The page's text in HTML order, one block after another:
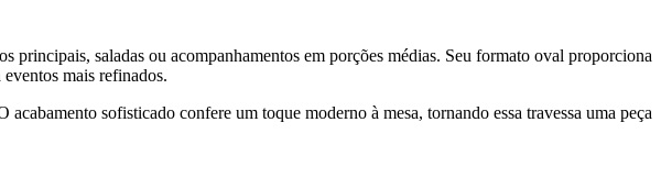
saladas ou acompanhamentos em porções médias. Seu formato oval proporciona
mais refinados.
sofisticado confere um toque moderno à mesa, tornando essa travessa uma peça